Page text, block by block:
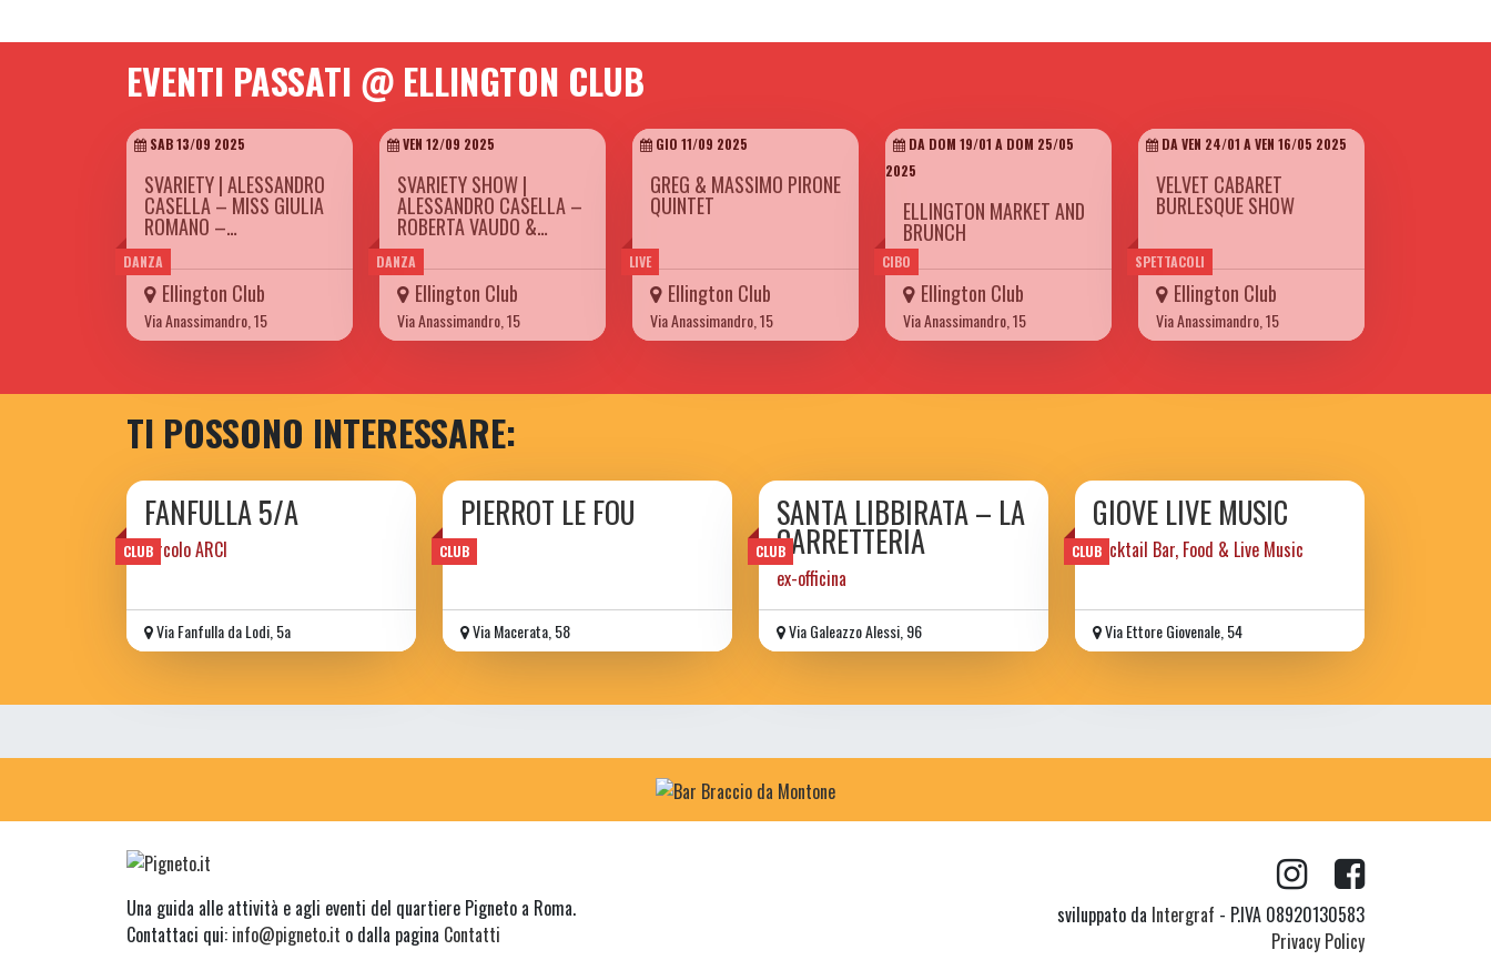
EVENTI PASSATI @ ELLINGTON CLUB
DANZA
SAB 13/09 2025
SVARIETY | ALESSANDRO
CASELLA – MISS GIULIA
ROMANO –…
Ellington Club
Via Anassimandro, 15
DANZA
VEN 12/09 2025
SVARIETY SHOW |
ALESSANDRO CASELLA –
ROBERTA VAUDO &…
Ellington Club
Via Anassimandro, 15
LIVE
GIO 11/09 2025
GREG & MASSIMO PIRONE
QUINTET
Ellington Club
Via Anassimandro, 15
CIBO
DA DOM 19/01 A DOM 25/05
2025
ELLINGTON MARKET AND
BRUNCH
Ellington Club
Via Anassimandro, 15
SPETTACOLI
DA VEN 24/01 A VEN 16/05 2025
VELVET CABARET
BURLESQUE SHOW
Ellington Club
Via Anassimandro, 15
TI POSSONO INTERESSARE:
CLUB
FANFULLA 5/A
circolo ARCI
Via Fanfulla da Lodi, 5a
CLUB
PIERROT LE FOU
Via Macerata, 58
CLUB
SANTA LIBBIRATA – LA
CARRETTERIA
ex-officina
Via Galeazzo Alessi, 96
CLUB
GIOVE LIVE MUSIC
Cocktail Bar, Food & Live Music
Via Ettore Giovenale, 54
Una guida alle attività e agli eventi del quartiere Pigneto a Roma.
Contattaci qui: info@pigneto.it o dalla pagina Contatti
sviluppato da Intergraf - P.IVA 08920130583
Privacy Policy